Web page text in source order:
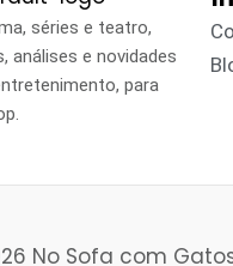
séries e teatro,
análises e novidades
para
No Sofa com